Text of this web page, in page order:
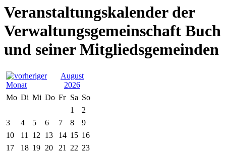
Veranstaltungskalender der
Verwaltungsgemeinschaft Buch
und seiner Mitgliedsgemeinden
August
2026
Mo Di Mi Do Fr Sa So
1
2
3
4 5 6 7 8
9
10
11 12 13 14 15 16
17
18 19 20 21 22 23